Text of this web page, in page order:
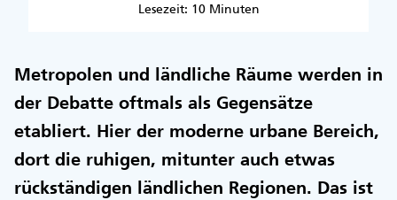
Lesezeit: 10 Minuten
Metropolen und ländliche Räume werden in
der Debatte oftmals als Gegensätze
etabliert. Hier der moderne urbane Bereich,
dort die ruhigen, mitunter auch etwas
rückständigen ländlichen Regionen. Das ist